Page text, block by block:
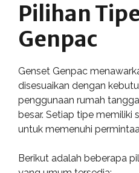
Pilihan
Genpac
Genset Genpac
disesuaikan dengan
penggunaan rumah
besar. Setiap tipe memiliki
untuk memenuhi
Berikut adalah beberapa